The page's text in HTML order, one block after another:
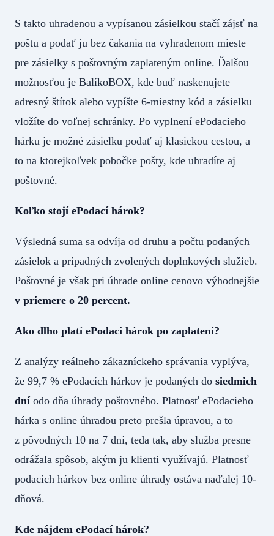
S takto uhradenou a vypísanou zásielkou stačí zájsť na
poštu a podať ju bez čakania na vyhradenom mieste
pre zásielky s poštovným zaplateným online. Ďalšou
možnosťou je BalíkoBOX, kde buď naskenujete
adresný štítok alebo vypíšte 6-miestny kód a zásielku
vložíte do voľnej schránky. Po vyplnení ePodacieho
hárku je možné zásielku podať aj klasickou cestou, a
to na ktorejkoľvek pobočke pošty, kde uhradíte aj
poštovné.
Koľko stojí ePodací hárok?
Výsledná suma sa odvíja od druhu a počtu podaných
zásielok a prípadných zvolených doplnkových služieb.
Poštovné je však pri úhrade online cenovo výhodnejšie
v priemere o 20 percent.
Ako dlho platí ePodací hárok po zaplatení?
Z analýzy reálneho zákazníckeho správania vyplýva,
že 99,7 % ePodacích hárkov je podaných do siedmich
dní odo dňa úhrady poštovného. Platnosť ePodacieho
hárka s online úhradou preto prešla úpravou, a to
z pôvodných 10 na 7 dní, teda tak, aby služba presne
odrážala spôsob, akým ju klienti využívajú. Platnosť
podacích hárkov bez online úhrady ostáva naďalej 10-
dňová.
Kde nájdem ePodací hárok?